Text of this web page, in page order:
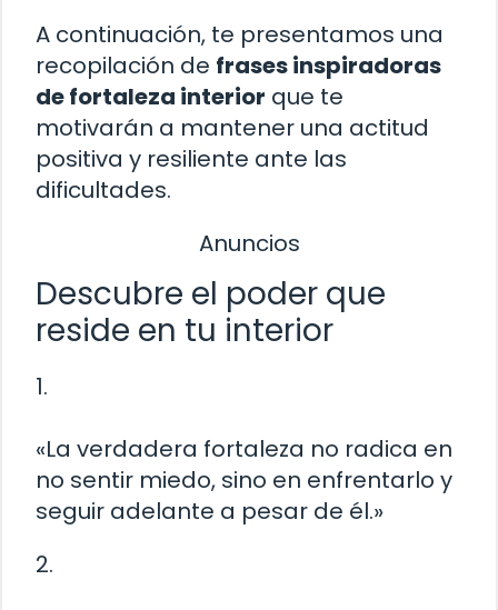
A continuación, te presentamos una
recopilación de frases inspiradoras
de fortaleza interior que te
motivarán a mantener una actitud
positiva y resiliente ante las
dificultades.
Anuncios
Descubre el poder que
reside en tu interior
1.
«La verdadera fortaleza no radica en
no sentir miedo, sino en enfrentarlo y
seguir adelante a pesar de él.»
2.